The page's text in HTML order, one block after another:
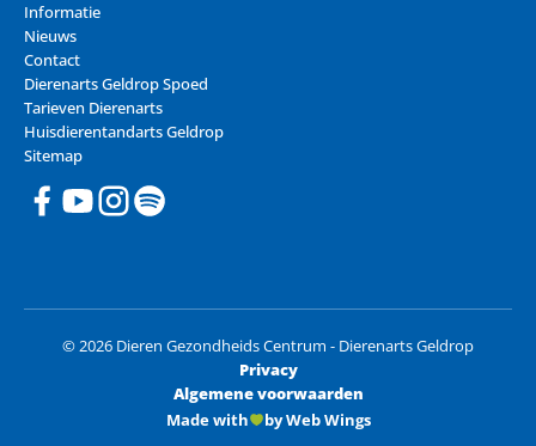
Informatie
Nieuws
Contact
Dierenarts Geldrop Spoed
Tarieven Dierenarts
Huisdierentandarts Geldrop
Sitemap
© 2026 Dieren Gezondheids Centrum - Dierenarts Geldrop
Privacy
Algemene voorwaarden
Made with
by Web Wings